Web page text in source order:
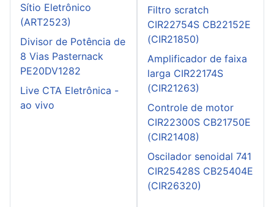
Sítio Eletrônico
(ART2523)
Divisor de Potência de
8 Vias Pasternack
PE20DV1282
Live CTA Eletrônica -
ao vivo
Filtro scratch
CIR22754S CB22152E
(CIR21850)
Amplificador de faixa
larga CIR22174S
(CIR21263)
Controle de motor
CIR22300S CB21750E
(CIR21408)
Oscilador senoidal 741
CIR25428S CB25404E
(CIR26320)